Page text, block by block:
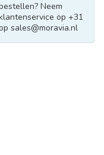
Neem
op +31
sales@moravia.nl